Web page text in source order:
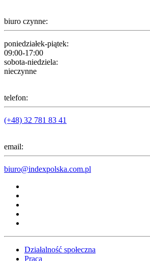
biuro czynne:
poniedziałek-piątek:
09:00-17:00
sobota-niedziela:
nieczynne
telefon:
(+48) 32 781 83 41
email:
biuro@indexpolska.com.pl
Działalność społeczna
Praca